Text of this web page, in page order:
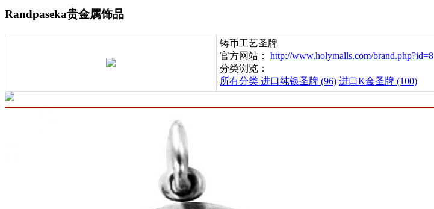
Randpaseka贵金属饰品
铸币工艺圣牌
官方网站： http://www.holymalls.com/brand.php?id=8
分类浏览：
所有分类 进口纯银圣牌 (96) 进口K金圣牌 (100)